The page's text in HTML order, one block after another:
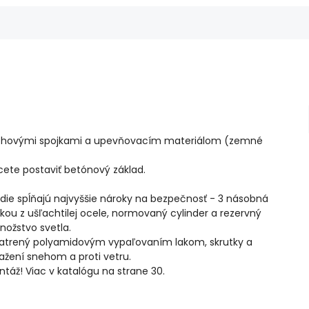
spojkami a upevňovacím materiálom (zemné
postaviť betónový základ.
spĺňajú najvyššie nároky na bezpečnosť - 3 násobná
z ušľachtilej ocele, normovaný cylinder a rezervný
svetla.
polyamidovým vypaľovaním lakom, skrutky a
snehom a proti vetru.
Viac v katalógu na strane 30.